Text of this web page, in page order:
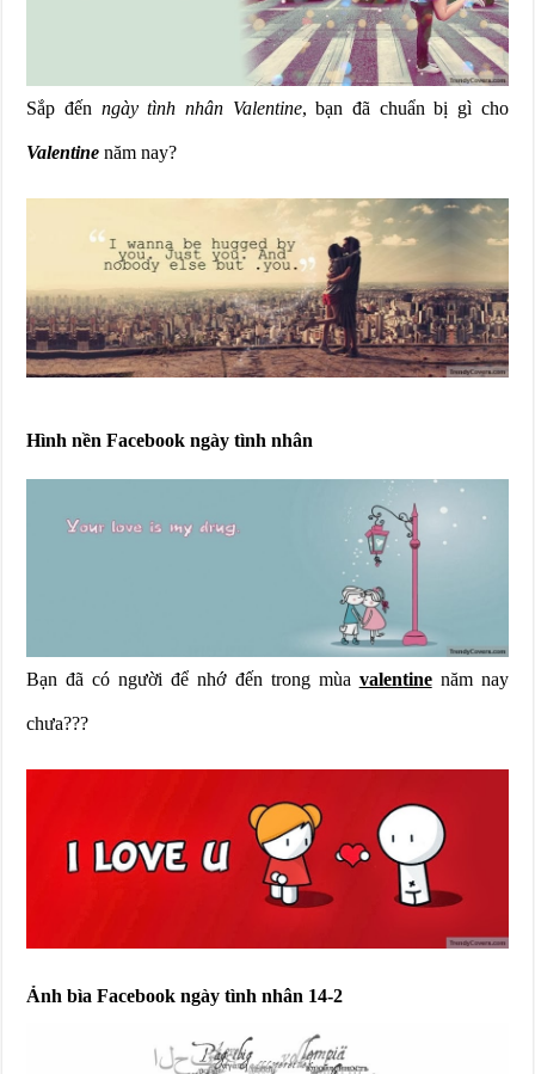
Sắp đến ngày tình nhân Valentine, bạn đã chuẩn bị gì cho
Valentine năm nay?
Hình nền Facebook ngày tình nhân
Bạn đã có người để nhớ đến trong mùa valentinenăm nay
chưa???
Ảnh bìa Facebook ngày tình nhân 14-2